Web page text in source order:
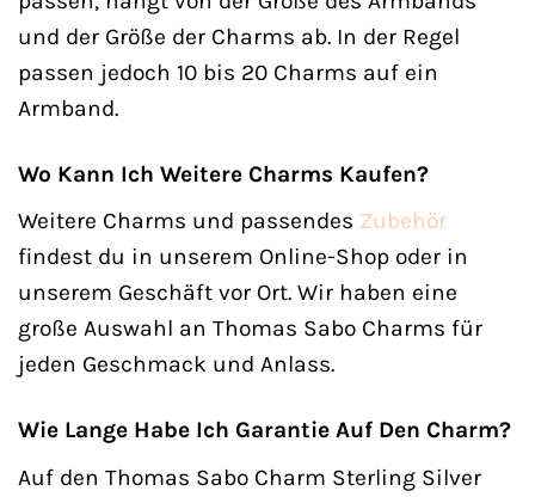
und der Größe der Charms ab. In der Regel
passen jedoch 10 bis 20 Charms auf ein
Armband.
Wo Kann Ich Weitere Charms Kaufen?
Weitere Charms und passendes Zubehör
findest du in unserem Online-Shop oder in
unserem Geschäft vor Ort. Wir haben eine
große Auswahl an Thomas Sabo Charms für
jeden Geschmack und Anlass.
Wie Lange Habe Ich Garantie Auf Den Charm?
Auf den Thomas Sabo Charm Sterling Silver